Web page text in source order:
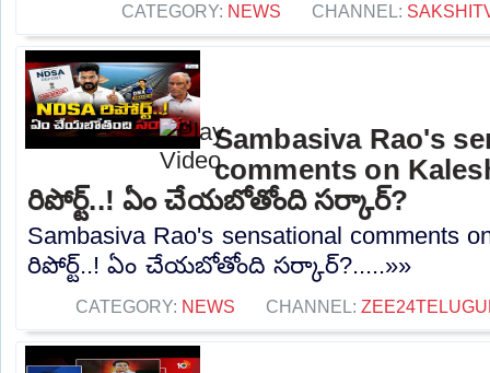
CATEGORY: NEWS CHANNEL:
Sambasiva Rao's
comments on
రిపోర్ట్..! ఏం చేయబోతోంది సర్కార్?
Sambasiva Rao's sensational comments
రిపోర్ట్..! ఏం చేయబోతోంది సర్కార్?.....»»
CATEGORY: NEWS CHANNEL: